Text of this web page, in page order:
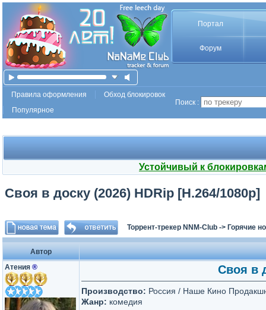
Портал
Форум
Правила оформления
Обход блокировок
Популярное
Поиск :
Устойчивый к
Своя в доску (2026) HDRip [H.264/1080p]
Торрент-трекер NNM-Club -> Горячие
Автор
Атения ® Своя в
Производство: Россия / Наше Кино
Жанр: комедия